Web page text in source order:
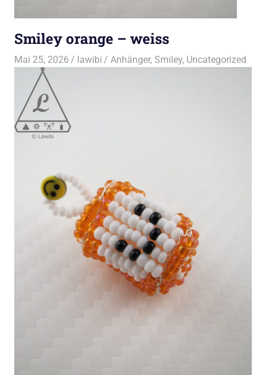
Smiley orange – weiss
Mai 25, 2026 lawibi Anhänger,Smiley, Uncategorized